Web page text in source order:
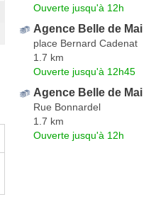
Ouverte jusqu'à 12h
Agence Belle de Mai
place Bernard Cadenat
1.7 km
Ouverte jusqu'à 12h45
Agence Belle de Mai
Rue Bonnardel
1.7 km
Ouverte jusqu'à 12h